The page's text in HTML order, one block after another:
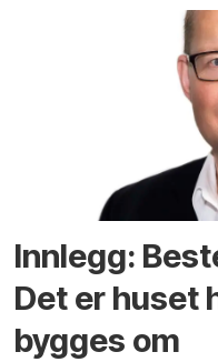
Innlegg:
Det er huset
bygges om